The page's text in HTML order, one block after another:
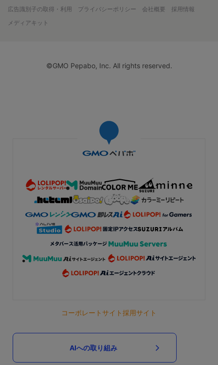
広告識別子の取得・利用
プライバシーポリシー 会社概要
採用情報
メディアキット
©GMO Pepabo, Inc. All rights reserved.
コーポレートサイト採用サイト
AIへの取り組み